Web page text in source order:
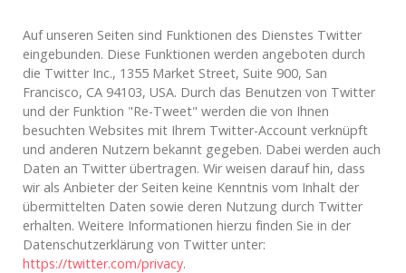
Auf unseren Seiten sind Funktionen des Dienstes Twitter
eingebunden. Diese Funktionen werden angeboten durch
die Twitter Inc., 1355 Market Street, Suite 900, San
Francisco, CA 94103, USA. Durch das Benutzen von Twitter
und der Funktion "Re-Tweet" werden die von Ihnen
besuchten Websites mit Ihrem Twitter-Account verknüpft
und anderen Nutzern bekannt gegeben. Dabei werden auch
Daten an Twitter übertragen. Wir weisen darauf hin, dass
wir als Anbieter der Seiten keine Kenntnis vom Inhalt der
übermittelten Daten sowie deren Nutzung durch Twitter
erhalten. Weitere Informationen hierzu finden Sie in der
Datenschutzerklärung von Twitter unter:
https://twitter.com/privacy.